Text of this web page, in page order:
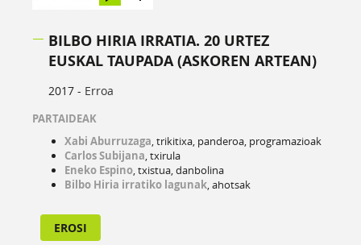
BILBO HIRIA IRRATIA. 20 URTEZ
EUSKAL TAUPADA (ASKOREN ARTEAN)
2017 - Erroa
PARTAIDEAK
Xabi Aburruzaga, trikitixa, panderoa, programazioak
Carlos Subijana, txirula
Eneko Espino, txistua, danbolina
Bilbo Hiria irratiko lagunak, ahotsak
EROSI